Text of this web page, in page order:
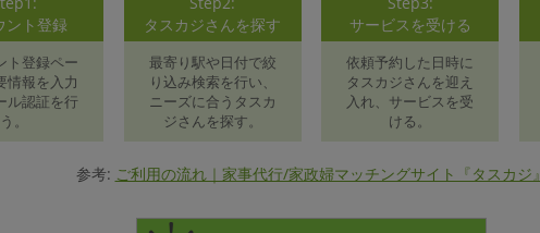
ント登録
ト登録ペー
情報を入力
ル認証を行
う。
タスカジさんを探す
最寄り駅や日付で絞
り込み検索を行い、
ニーズに合うタスカ
ジさんを探す。
サービスを受ける
依頼予約した日時に
タスカジさんを迎え
入れ、サービスを受
ける。
参考: ご利用の流れ｜家事代行/家政婦マッチングサイト『タスカジ』